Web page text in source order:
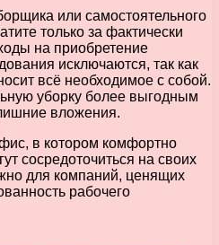
или самостоятельного
только за фактически
на приобретение
исключаются, так как
всё необходимое с собой.
уборку более выгодным
вложения.
в котором комфортно
сосредоточиться на своих
для компаний, ценящих
рабочего